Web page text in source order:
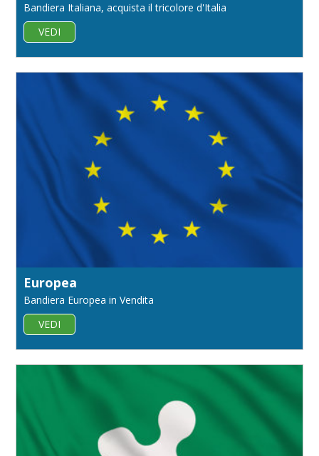
Bandiera Italiana, acquista il tricolore d'Italia
VEDI
Europea
Bandiera Europea in Vendita
VEDI